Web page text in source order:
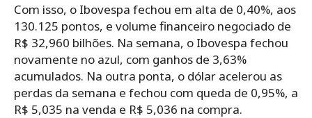
Com isso, o Ibovespa fechou em alta de 0,40%, aos
130.125 pontos, e volume financeiro negociado de
R$ 32,960 bilhões. Na semana, o Ibovespa fechou
novamente no azul, com ganhos de 3,63%
acumulados. Na outra ponta, o dólar acelerou as
perdas da semana e fechou com queda de 0,95%, a
R$ 5,035 na venda e R$ 5,036 na compra.